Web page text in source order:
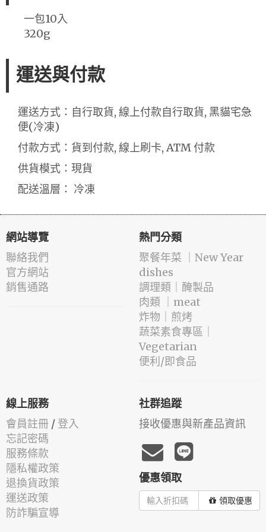
一包10入
320g
運送與付款
運送方式：自行取貨, 線上付款自行取貨, 黑貓宅急
便(冷凍)
付款方式：貨到付款, 線上刷卡, ATM 付款
供貨模式：現貨
配送溫層： 冷凍
網站導覽
聯絡我們
官方網站
銷售通路
熱門分類
️聚餐年菜 ｜New Year
dishes
️調理類｜醃製品
肉類 ｜meat
️炸物｜煎烤
蔬菜素食專區｜
Vegetarian
便利/即食品
線上服務
會員註冊 / 登入
忘記密碼
服務條款
隱私權政策
退換貨政策
運送政策
防詐騙宣導
社群追蹤
接收優惠與新產品資訊
優惠領取
領取優惠